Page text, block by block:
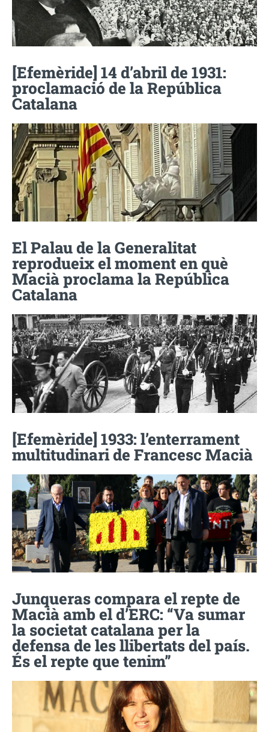
[Efemèride] 14 d’abril de 1931:
proclamació de la República
Catalana
El Palau de la Generalitat
reprodueix el moment en què
Macià proclama la República
Catalana
[Efemèride] 1933: l’enterrament
multitudinari de Francesc Macià
Junqueras compara el repte de
Macià amb el d’ERC: “Va sumar
la societat catalana per la
defensa de les llibertats del país.
És el repte que tenim”